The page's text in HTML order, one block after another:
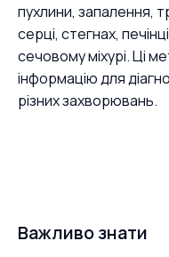
пухлини, запалення,
серці, стегнах,
сечовому міхурі. Ці
інформацію для
різних захворювань.
Важливо знати